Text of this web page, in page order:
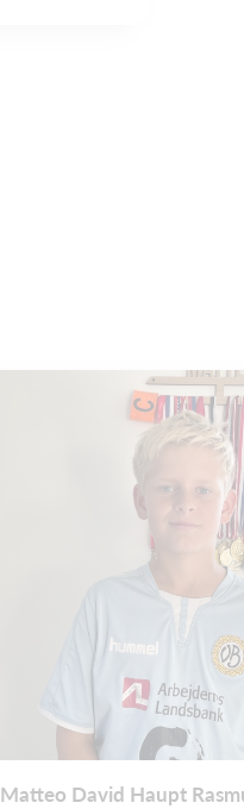
Matteo David Haupt